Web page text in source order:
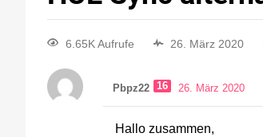
6.65K Aufrufe 26. März 2020
Pbpz22 16 26. März 2020
Hallo zusammen,